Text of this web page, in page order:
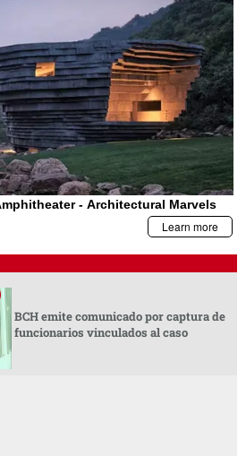
BCH emite comunicado por captura de
funcionarios vinculados al caso